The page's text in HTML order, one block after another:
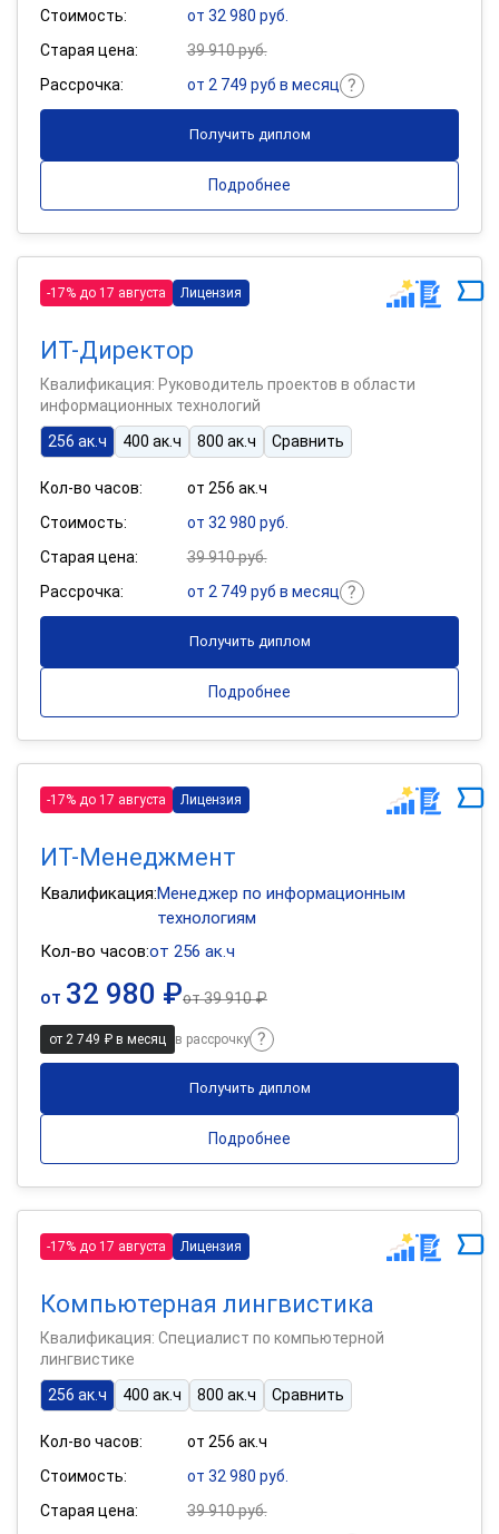
Стоимость:
от 32 980 руб.
Старая цена:
39 910 руб.
Рассрочка:
от 2 749 руб в месяц
Получить диплом
Подробнее
-17% до 17 августа Лицензия
ИТ-Директор
Квалификация: Руководитель проектов в области
информационных технологий
256 ак.ч
400 ак.ч 800 ак.ч Сравнить
Кол-во часов:
от 256 ак.ч
Стоимость:
от 32 980 руб.
Старая цена:
39 910 руб.
Рассрочка:
от 2 749 руб в месяц
Получить диплом
Подробнее
-17% до 17 августа Лицензия
ИТ-Менеджмент
Квалификация:Менеджер по информационным
технологиям
Кол-во часов:от 256 ак.ч
от 32 980 ₽от39 910 ₽
от 2 749 ₽ в месяц в рассрочку
Получить диплом
Подробнее
-17% до 17 августа Лицензия
Компьютерная лингвистика
Квалификация: Специалист по компьютерной
лингвистике
256 ак.ч
400 ак.ч 800 ак.ч Сравнить
Кол-во часов:
от 256 ак.ч
Стоимость:
от 32 980 руб.
Старая цена:
39 910 руб.